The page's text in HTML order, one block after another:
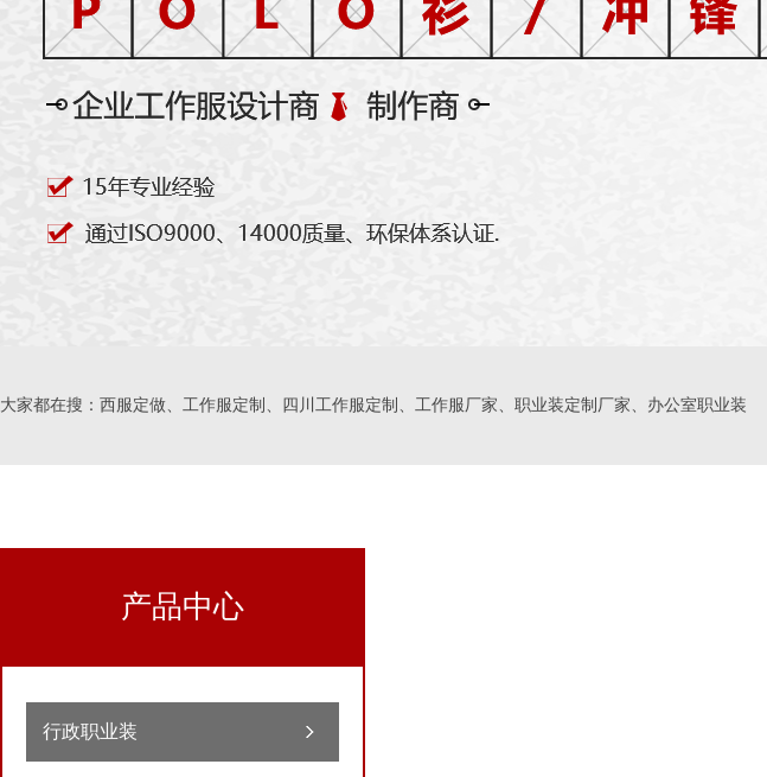
大家都在搜：西服定做、工作服定制、四川工作服定制、工作服厂家、职业装定制厂家、办公室职业装
产品中心
行政职业装